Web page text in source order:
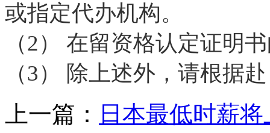
或指定代办机构。
（2） 在留资格认定证明
（3） 除上述外，请根据
上一篇：
日本最低时薪